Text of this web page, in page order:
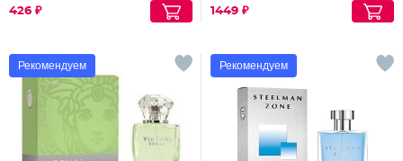
426 ₽ 1449 ₽
Рекомендуем Рекомендуем